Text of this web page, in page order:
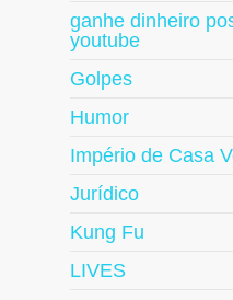
ganhe dinheiro
youtube
Golpes
Humor
Império de Casa
Jurídico
Kung Fu
LIVES